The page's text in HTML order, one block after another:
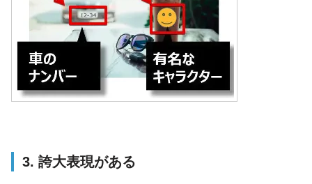
3. 誇大表現がある